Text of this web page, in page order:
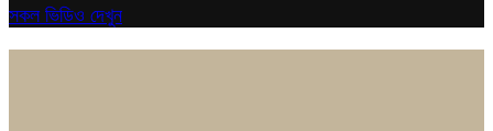
সকল ভিডিও দেখুন